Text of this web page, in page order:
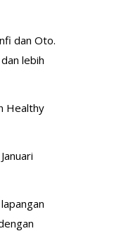
dan Oto.
lebih
Healthy